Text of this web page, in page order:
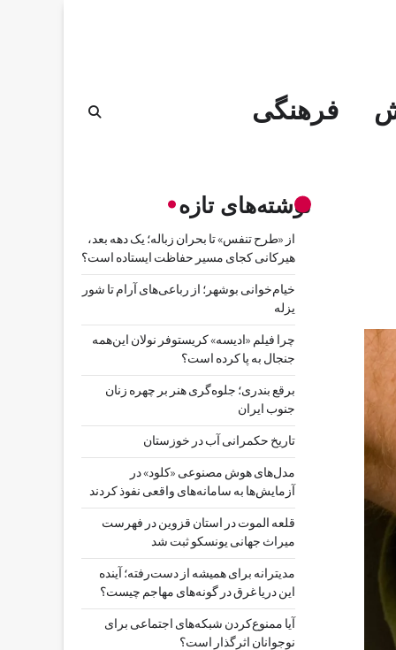
فرهنگی
نوشته‌های تازه
از «طرح تنفس» تا بحران زباله؛ یک دهه بعد،
هیرکانی کجای مسیر حفاظت ایستاده است؟
خیام‌خوانی بوشهر؛ از رباعی‌های آرام تا شور
یزله
چرا فیلم «ادیسه» کریستوفر نولان این‌همه
جنجال به پا کرده است؟
برقع بندری؛ جلوه‌گری هنر بر چهره زنان
جنوب ایران
تاریخ حکمرانی آب در خوزستان
مدل‌های هوش مصنوعی «کلود» در
آزمایش‌ها به سامانه‌های واقعی نفوذ کردند
قلعه الموت در استان قزوین در فهرست
میراث جهانی یونسکو ثبت شد
مدیترانه برای همیشه از دست‌رفته؛ آینده
این دریا غرق در گونه‌های مهاجم چیست؟
آیا ممنوع‌کردن شبکه‌های اجتماعی برای
نوجوانان اثرگذار است؟